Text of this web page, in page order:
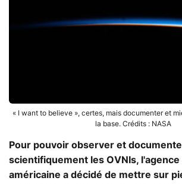
« I want to believe », certes, mais documenter et
la base. Crédits : NASA
Pour pouvoir observer et
scientifiquement les OVNIs, l'agence
américaine a décidé de mettre sur